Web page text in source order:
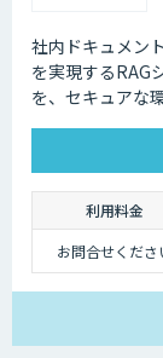
社内ドキュメン
を実現するRAG
を、セキュアな
利用料金
お問合せくださ